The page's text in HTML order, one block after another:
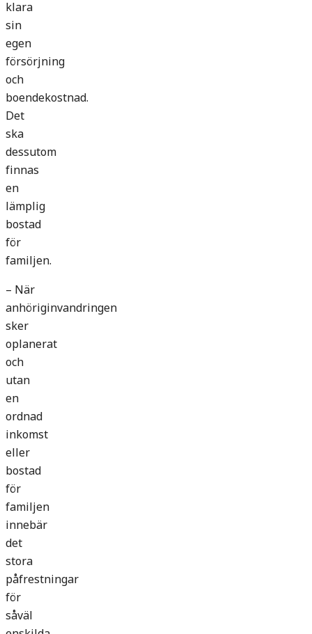
klara
sin
egen
försörjning
och
boendekostnad.
Det
ska
dessutom
finnas
en
lämplig
bostad
för
familjen.
– När
anhöriginvandringen
sker
oplanerat
och
utan
en
ordnad
inkomst
eller
bostad
för
familjen
innebär
det
stora
påfrestningar
för
såväl